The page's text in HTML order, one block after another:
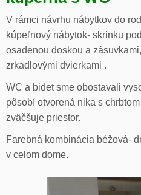
V rámci návrhu nábytkov do
kúpeľnový nábytok- skrinku
osadenou doskou a
zrkadlovými dvierkami .
WC a bidet sme obostavali
pôsobí otvorená nika s
zväčšuje priestor.
Farebná kombinácia béžová-
v celom dome.